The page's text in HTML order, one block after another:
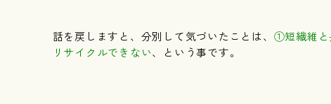
話を戻しますと、分別して気づいたことは、 ①短繊維と
リサイクルできない、という事です。